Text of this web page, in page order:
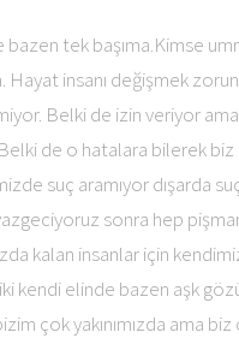
tek başıma.Kimse
insanı değişmek
Belki de izin veriyor
de o hatalara bilerek
suç aramıyor dışarda suç
sonra hep
kalan insanlar için
kendi elinde bazen aşk
çok yakınımızda ama